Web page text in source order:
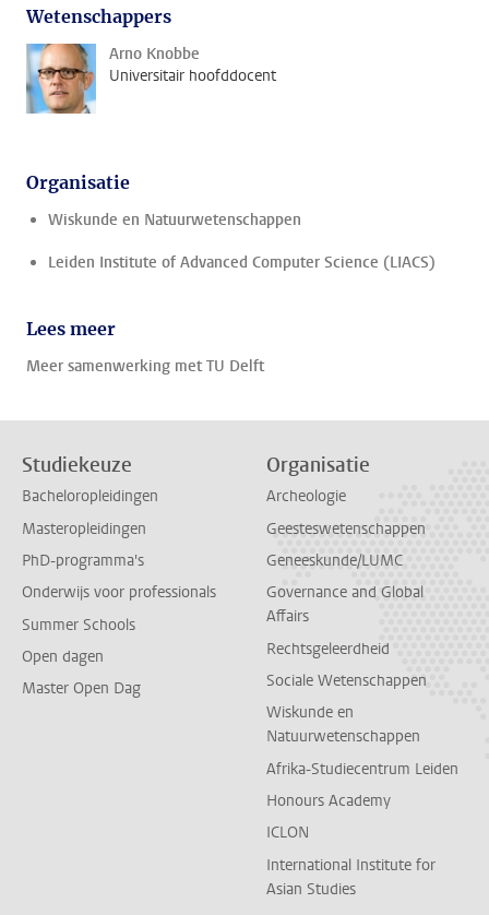
Wetenschappers
Arno Knobbe
Universitair hoofddocent
Organisatie
Wiskunde en Natuurwetenschappen
Leiden Institute of Advanced Computer Science (LIACS)
Lees meer
Meer samenwerking met TU Delft
Studiekeuze
Bacheloropleidingen
Masteropleidingen
PhD-programma's
Onderwijs voor professionals
Summer Schools
Open dagen
Master Open Dag
Organisatie
Archeologie
Geesteswetenschappen
Geneeskunde/LUMC
Governance and Global
Affairs
Rechtsgeleerdheid
Sociale Wetenschappen
Wiskunde en
Natuurwetenschappen
Afrika-Studiecentrum Leiden
Honours Academy
ICLON
International Institute for
Asian Studies